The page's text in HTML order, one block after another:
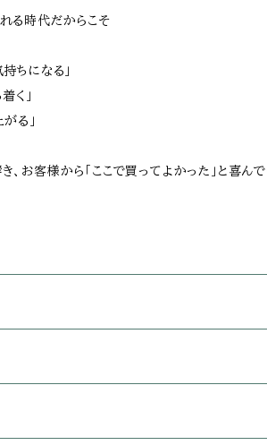
る時代だからこそ
ちになる」
く」
る」
お客様から「ここで買ってよかった」と喜ん